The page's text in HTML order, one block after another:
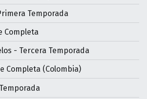
Temporada
Completa
- Tercera Temporada
Completa (Colombia)